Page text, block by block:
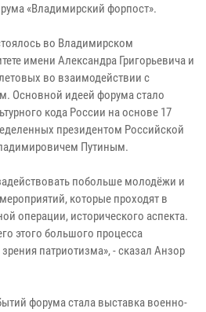
«Владимирский форпост».
во Владимирском
имени Александра Григорьевича и
во взаимодействии с
Основной идеей форума стало
кода России на основе 17
президентом Российской
Путиным.
побольше молодёжи и
которые проходят в
операции, исторического аспекта.
этого большого процесса
патриотизма», - сказал Анзор
форума стала выставка военно-